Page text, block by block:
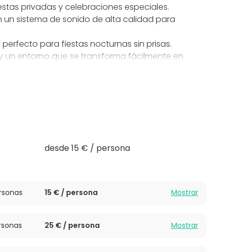
privadas y celebraciones especiales.
sistema de sonido de alta calidad para
para fiestas nocturnas sin prisas.
entorno que se transforma fácilmente en
autor y clásicos, pensados para elevar la
se mantiene en servicio al público en
desde 15 € / persona
15 € / persona Mostrar
25 € / persona Mostrar